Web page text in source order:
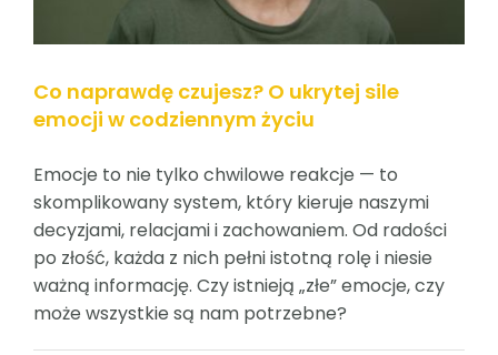
Co naprawdę czujesz? O ukrytej sile
emocji w codziennym życiu
Emocje to nie tylko chwilowe reakcje — to
skomplikowany system, który kieruje naszymi
decyzjami, relacjami i zachowaniem. Od radości
po złość, każda z nich pełni istotną rolę i niesie
ważną informację. Czy istnieją „złe” emocje, czy
może wszystkie są nam potrzebne?